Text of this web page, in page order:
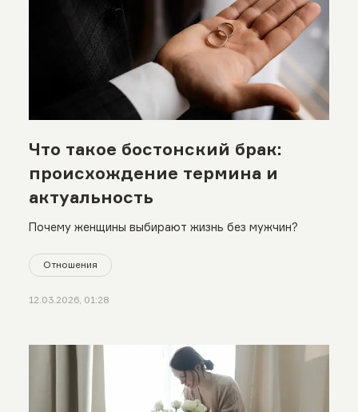
Что такое бостонский брак:
происхождение термина и
актуальность
Почему женщины выбирают жизнь без мужчин?
Отношения
12.03.2026, 01:28